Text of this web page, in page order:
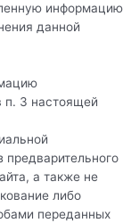
информацию
данной
п. 3 настоящей
предварительного
а также не
либо
переданных